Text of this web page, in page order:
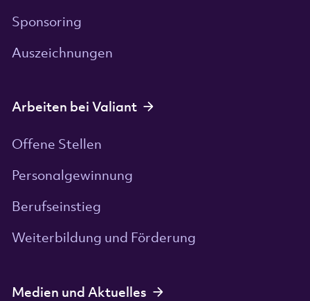
Sponsoring
Auszeichnungen
Arbeiten bei Valiant
Offene Stellen
Personalgewinnung
Berufseinstieg
Weiterbildung und Förderung
Medien und Aktuelles